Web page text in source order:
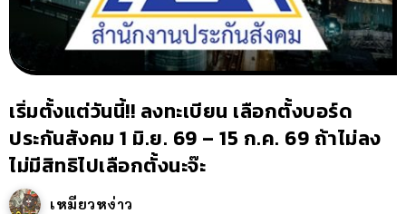
เริ่มตั้งแต่วันนี้!! ลงทะเบียน เลือกตั้งบอร์ด
ประกันสังคม 1 มิ.ย. 69 – 15 ก.ค. 69 ถ้าไม่ลง
ไม่มีสิทธิไปเลือกตั้งนะจ๊ะ
เหมียวหง่าว